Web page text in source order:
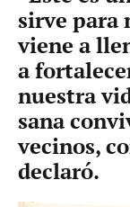
sirve para
viene a
a
nuestra
sana
vecinos,
declaró.